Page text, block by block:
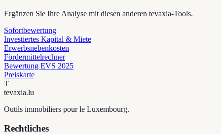
Ergänzen Sie Ihre Analyse mit diesen anderen tevaxia-Tools.
Sofortbewertung
Investiertes Kapital & Miete
Erwerbsnebenkosten
Fördermittelrechner
Bewertung EVS 2025
Preiskarte
T
tevaxia.lu
Outils immobiliers pour le Luxembourg.
Rechtliches